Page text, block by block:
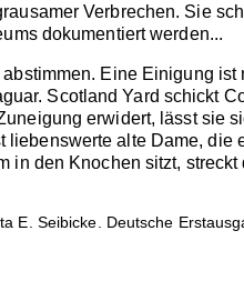
Verbrechen. Sie
dokumentiert werden...
Eine Einigung
Scotland Yard schickt
erwidert, lässt sie
alte Dame, die
den Knochen sitzt,
E. Seibicke. Deutsche